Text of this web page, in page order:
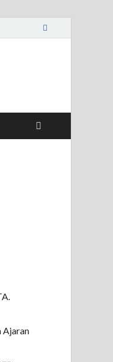
Ajaran